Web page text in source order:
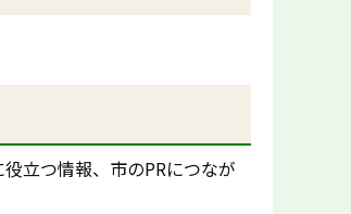
立つ情報、市のPRにつなが